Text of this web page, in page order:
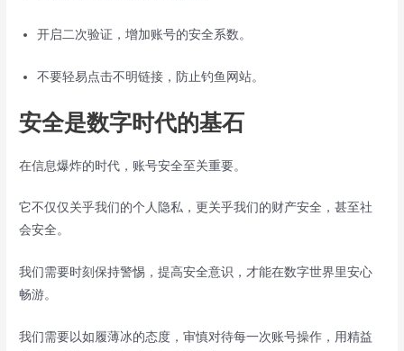
开启二次验证，增加账号的安全系数。
不要轻易点击不明链接，防止钓鱼网站。
安全是数字时代的基石
在信息爆炸的时代，账号安全至关重要。
它不仅仅关乎我们的个人隐私，更关乎我们的财产安全，甚至社
会安全。
我们需要时刻保持警惕，提高安全意识，才能在数字世界里安心
畅游。
我们需要以如履薄冰的态度，审慎对待每一次账号操作，用精益